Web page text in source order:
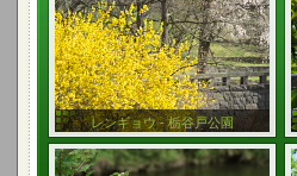
レンギョウ - 栃谷戸公園